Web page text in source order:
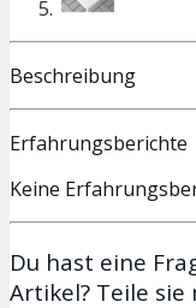
Beschreibung
Erfahrungsberichte
Keine
Du hast eine
Artikel? Teile sie